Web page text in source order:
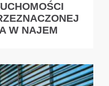
W NAJEM